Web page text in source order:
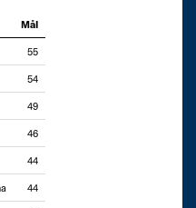
Mål
55
54
49
46
44
44